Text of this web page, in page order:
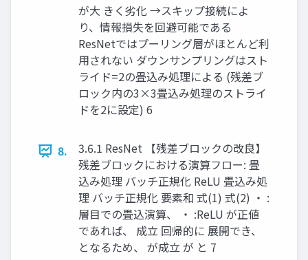
が大 きく劣化 →スキップ接続によ
り、情報損失を回避可能である
ResNetではプーリング層がほとんど利
用されない ダウンサンプリングはスト
ライド=2の畳込み処理による (残差ブ
ロック内の3×3畳込み処理のストライ
ドを2に設定) 6
8.
3.6.1 ResNet 【残差ブロックの改良】
残差ブロックにおける演算フロー: 畳
込み処理 バッチ正規化 ReLU 畳込み処
理 バッチ正規化 要素和 式(1) 式(2) ・ :
層目での畳込演算、 ・ :ReLU が正値
であれば、 成立 回帰的に 展開でき、
となるため、 が成立 が と 7